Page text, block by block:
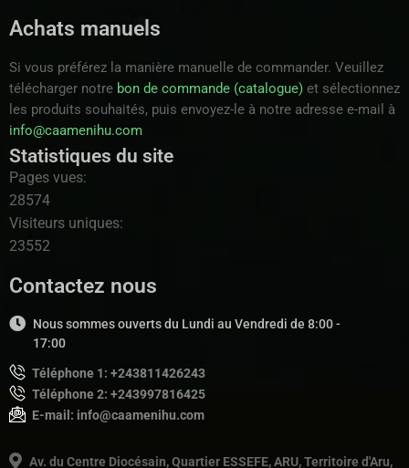
Achats manuels
Si vous préférez la manière manuelle de commander. Veuillez
télécharger notre bon de commande (catalogue) et sélectionnez
les produits souhaités, puis envoyez-le à notre adresse e-mail à
info@caamenihu.com
Statistiques du site
Pages vues:
28574
Visiteurs uniques:
23552
Contactez nous
Nous sommes ouverts du Lundi au Vendredi de 8:00 -
17:00
Téléphone 1: +243811426243
Téléphone 2: +243997816425
E-mail: info@caamenihu.com
Av. du Centre Diocésain, Quartier ESSEFE, ARU, Territoire d'Aru,